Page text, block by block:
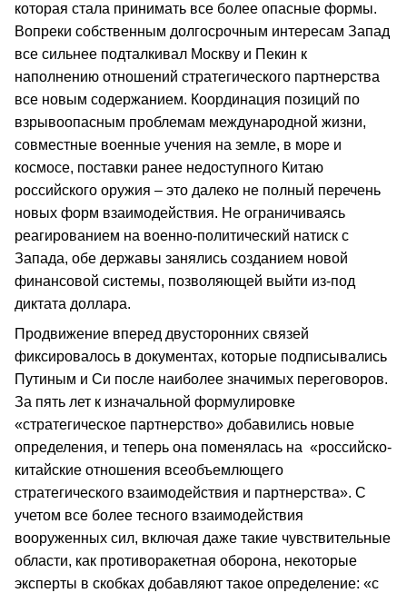
которая стала принимать все более опасные формы.
Вопреки собственным долгосрочным интересам Запад
все сильнее подталкивал Москву и Пекин к
наполнению отношений стратегического партнерства
все новым содержанием. Координация позиций по
взрывоопасным проблемам международной жизни,
совместные военные учения на земле, в море и
космосе, поставки ранее недоступного Китаю
российского оружия – это далеко не полный перечень
новых форм взаимодействия. Не ограничиваясь
реагированием на военно-политический натиск с
Запада, обе державы занялись созданием новой
финансовой системы, позволяющей выйти из-под
диктата доллара.
Продвижение вперед двусторонних связей
фиксировалось в документах, которые подписывались
Путиным и Си после наиболее значимых переговоров.
За пять лет к изначальной формулировке
«стратегическое партнерство» добавились новые
определения, и теперь она поменялась на «российско-
китайские отношения всеобъемлющего
стратегического взаимодействия и партнерства». С
учетом все более тесного взаимодействия
вооруженных сил, включая даже такие чувствительные
области, как противоракетная оборона, некоторые
эксперты в скобках добавляют такое определение: «с